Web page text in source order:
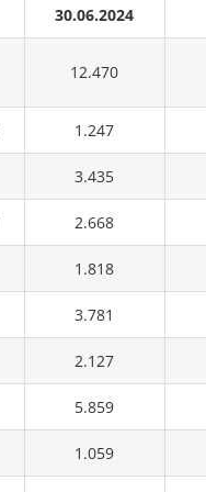
30.06.2024
12.470
1.247
3.435
2.668
1.818
3.781
2.127
5.859
1.059